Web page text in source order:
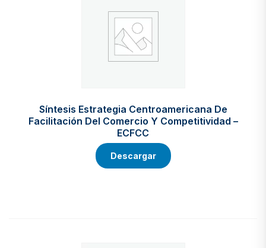
Síntesis Estrategia Centroamericana De
Facilitación Del Comercio Y Competitividad –
ECFCC
Descargar